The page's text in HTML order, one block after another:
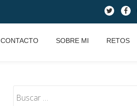
fa-
twitter
fa-
CONTACTO SOBRE MI RETOS